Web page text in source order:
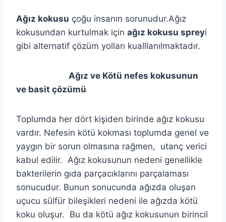
Ağız kokusu çoğu insanın sorunudur.Ağız
kokusundan kurtulmak için ağız kokusu spreyi
gibi alternatif çözüm yolları kualllanılmaktadır.
Ağız ve Kötü nefes kokusunun
ve basit çözümü
Toplumda her dört kişiden birinde ağız kokusu
vardır. Nefesin kötü kokması toplumda genel ve
yaygın bir sorun olmasına rağmen, utanç verici
kabul edilir. Ağız kokusunun nedeni genellikle
bakterilerin gıda parçacıklarını parçalaması
sonucudur. Bunun sonucunda ağızda oluşan
uçucu sülfür bileşikleri nedeni ile ağızda kötü
koku oluşur. Bu da kötü ağız kokusunun birincil